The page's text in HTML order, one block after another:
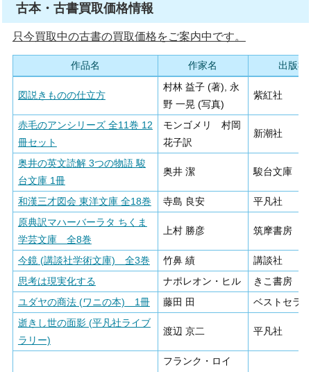
古本・古書買取価格情報
只今買取中の古書の買取価格をご案内中です。
作品名 作家名 出版社
図説きものの仕立方
村林 益子 (著), 永
野 一晃 (写真)
紫紅社
赤毛のアンシリーズ 全11巻 12
冊セット
モンゴメリ 村岡
花子訳
新潮社
奥井の英文読解 3つの物語 駿
台文庫 1冊
奥井 潔 駿台文庫
和漢三才図会 東洋文庫 全18巻 寺島 良安
平凡社
原典訳マハーバーラタ ちくま
学芸文庫 全8巻
上村 勝彦 筑摩書房
今鏡 (講談社学術文庫) 全3巻 竹鼻 績
講談社
思考は現実化する
ナポレオン・ヒル
きこ書房
ユダヤの商法 (ワニの本) 1冊
藤田 田
ベストセラ
逝きし世の面影 (平凡社ライブ
ラリー)
渡辺 京二 平凡社
フランク・ロイ